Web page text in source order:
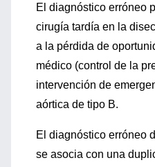
El diagnóstico erróneo
cirugía tardía en la
a la pérdida de
médico (control de la
intervención de
aórtica de tipo B.
El diagnóstico erróneo
se asocia con una